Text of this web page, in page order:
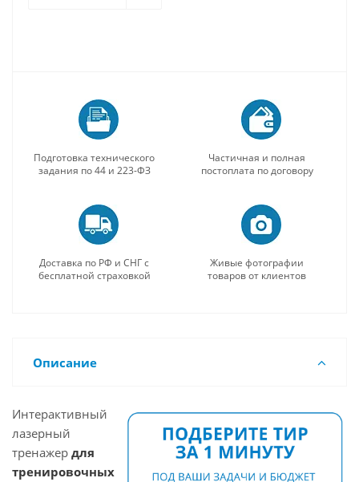
Подготовка технического
задания по 44 и 223-ФЗ
Частичная и полная
постоплата по договору
Доставка по РФ и СНГ с
бесплатной страховкой
Живые фотографии
товаров от клиентов
Описание
Интерактивный
лазерный
тренажер для
тренировочных